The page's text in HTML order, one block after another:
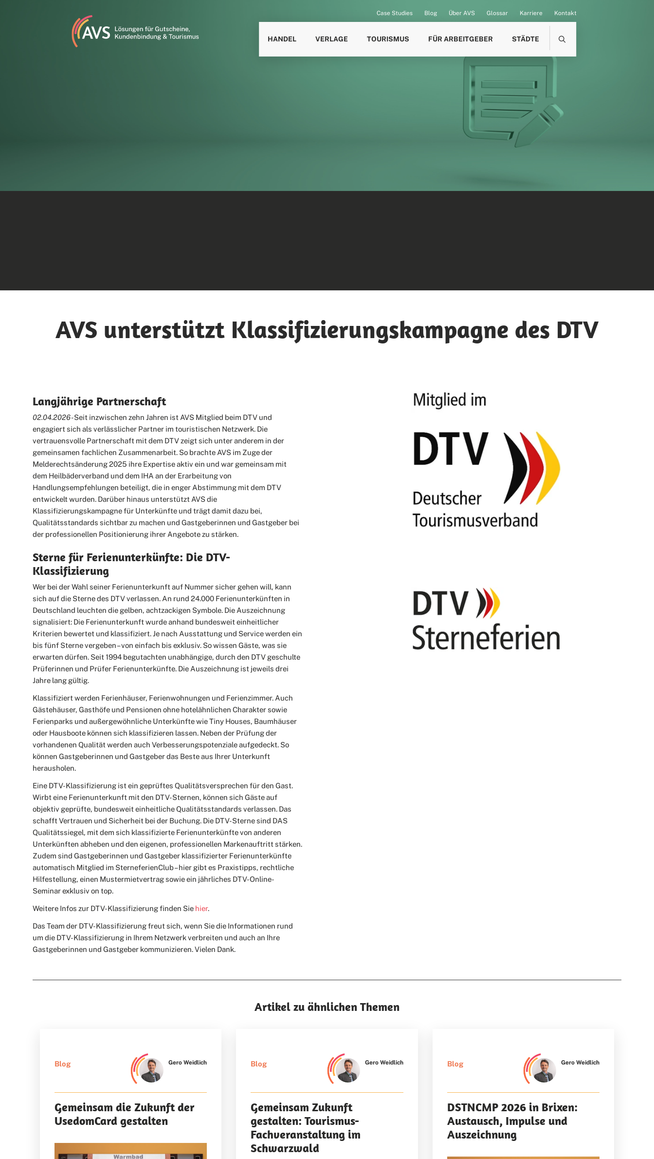
Case Studies Blog Über AVS Glossar Karriere Kontakt
HANDEL VERLAGE TOURISMUS FÜR ARBEITGEBER STÄDTE
AVS unterstützt Klassifizierungskampagne des DTV
Langjährige Partnerschaft
02.04.2026 -Seit inzwischen zehn Jahren ist AVS Mitglied beim DTV und
engagiert sich als verlässlicher Partner im touristischen Netzwerk. Die
vertrauensvolle Partnerschaft mit dem DTV zeigt sich unter anderem in der
gemeinsamen fachlichen Zusammenarbeit. So brachte AVS im Zuge der
Melderechtsänderung 2025 ihre Expertise aktiv ein und war gemeinsam mit
dem Heilbäderverband und dem IHA an der Erarbeitung von
Handlungsempfehlungen beteiligt, die in enger Abstimmung mit dem DTV
entwickelt wurden. Darüber hinaus unterstützt AVS die
Klassifizierungskampagne für Unterkünfte und trägt damit dazu bei,
Qualitätsstandards sichtbar zu machen und Gastgeberinnen und Gastgeber bei
der professionellen Positionierung ihrer Angebote zu stärken.
Sterne für Ferienunterkünfte: Die DTV-
Klassifizierung
Wer bei der Wahl seiner Ferienunterkunft auf Nummer sicher gehen will, kann
sich auf die Sterne des DTV verlassen. An rund 24.000 Ferienunterkünften in
Deutschland leuchten die gelben, achtzackigen Symbole. Die Auszeichnung
signalisiert: Die Ferienunterkunft wurde anhand bundesweit einheitlicher
Kriterien bewertet und klassifiziert. Je nach Ausstattung und Service werden ein
bis fünf Sterne vergeben – von einfach bis exklusiv. So wissen Gäste, was sie
erwarten dürfen. Seit 1994 begutachten unabhängige, durch den DTV geschulte
Prüferinnen und Prüfer Ferienunterkünfte. Die Auszeichnung ist jeweils drei
Jahre lang gültig.
Klassifiziert werden Ferienhäuser, Ferienwohnungen und Ferienzimmer. Auch
Gästehäuser, Gasthöfe und Pensionen ohne hotelähnlichen Charakter sowie
Ferienparks und außergewöhnliche Unterkünfte wie Tiny Houses, Baumhäuser
oder Hausboote können sich klassifizieren lassen. Neben der Prüfung der
vorhandenen Qualität werden auch Verbesserungspotenziale aufgedeckt. So
können Gastgeberinnen und Gastgeber das Beste aus Ihrer Unterkunft
herausholen.
Eine DTV-Klassifizierung ist ein geprüftes Qualitätsversprechen für den Gast.
Wirbt eine Ferienunterkunft mit den DTV-Sternen, können sich Gäste auf
objektiv geprüfte, bundesweit einheitliche Qualitätsstandards verlassen. Das
schafft Vertrauen und Sicherheit bei der Buchung. Die DTV-Sterne sind DAS
Qualitätssiegel, mit dem sich klassifizierte Ferienunterkünfte von anderen
Unterkünften abheben und den eigenen, professionellen Markenauftritt stärken.
Zudem sind Gastgeberinnen und Gastgeber klassifizierter Ferienunterkünfte
automatisch Mitglied im SterneferienClub – hier gibt es Praxistipps, rechtliche
Hilfestellung, einen Mustermietvertrag sowie ein jährliches DTV-Online-
Seminar exklusiv on top.
Weitere Infos zur DTV-Klassifizierung finden Sie hier.
Das Team der DTV-Klassifizierung freut sich, wenn Sie die Informationen rund
um die DTV-Klassifizierung in Ihrem Netzwerk verbreiten und auch an Ihre
Gastgeberinnen und Gastgeber kommunizieren. Vielen Dank.
Artikel zu ähnlichen Themen
Blog Gero Weidlich
Gemeinsam die Zukunft der
UsedomCard gestalten
Blog Gero Weidlich
Gemeinsam Zukunft
gestalten: Tourismus-
Fachveranstaltung im
Schwarzwald
Blog Gero Weidlich
DSTNCMP 2026 in Brixen:
Austausch, Impulse und
Auszeichnung